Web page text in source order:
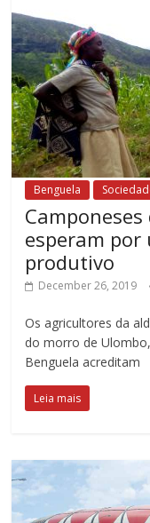
Benguela
esperam por
produtivo
December 26, 2019
Os agricultores da
do morro de
Benguela acreditam
Leia mais